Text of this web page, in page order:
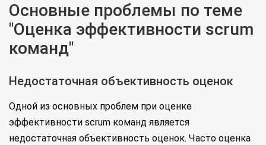
Основные проблемы по теме
"Оценка эффективности scrum
команд"
Недостаточная объективность оценок
Одной из основных проблем при оценке
эффективности scrum команд является
недостаточная объективность оценок. Часто оценка